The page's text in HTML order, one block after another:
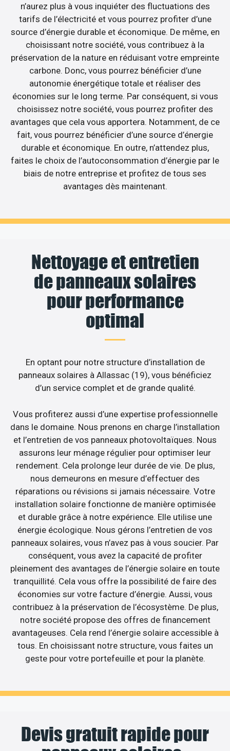
n’aurez plus à vous inquiéter des fluctuations des
tarifs de l’électricité et vous pourrez profiter d’une
source d’énergie durable et économique. De même, en
choisissant notre société, vous contribuez à la
préservation de la nature en réduisant votre empreinte
carbone. Donc, vous pourrez bénéficier d’une
autonomie énergétique totale et réaliser des
économies sur le long terme. Par conséquent, si vous
choisissez notre société, vous pourrez profiter des
avantages que cela vous apportera. Notamment, de ce
fait, vous pourrez bénéficier d’une source d’énergie
durable et économique. En outre, n’attendez plus,
faites le choix de l’autoconsommation d’énergie par le
biais de notre entreprise et profitez de tous ses
avantages dès maintenant.
Nettoyage et entretien
de panneaux solaires
pour performance
optimal
En optant pour notre structure d’installation de
panneaux solaires à Allassac (19), vous bénéficiez
d’un service complet et de grande qualité.
Vous profiterez aussi d’une expertise professionnelle
dans le domaine. Nous prenons en charge l’installation
et l’entretien de vos panneaux photovoltaïques. Nous
assurons leur ménage régulier pour optimiser leur
rendement. Cela prolonge leur durée de vie. De plus,
nous demeurons en mesure d’effectuer des
réparations ou révisions si jamais nécessaire. Votre
installation solaire fonctionne de manière optimisée
et durable grâce à notre expérience. Elle utilise une
énergie écologique. Nous gérons l’entretien de vos
panneaux solaires, vous n’avez pas à vous soucier. Par
conséquent, vous avez la capacité de profiter
pleinement des avantages de l’énergie solaire en toute
tranquillité. Cela vous offre la possibilité de faire des
économies sur votre facture d’énergie. Aussi, vous
contribuez à la préservation de l’écosystème. De plus,
notre société propose des offres de financement
avantageuses. Cela rend l’énergie solaire accessible à
tous. En choisissant notre structure, vous faites un
geste pour votre portefeuille et pour la planète.
Devis gratuit rapide pour